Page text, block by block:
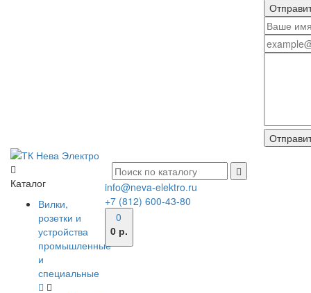
Каталог
Вилки,
розетки и
устройства
промышленные
и
специальные
info@neva-elektro.ru
+7 (812) 600-43-80
0
0 р.